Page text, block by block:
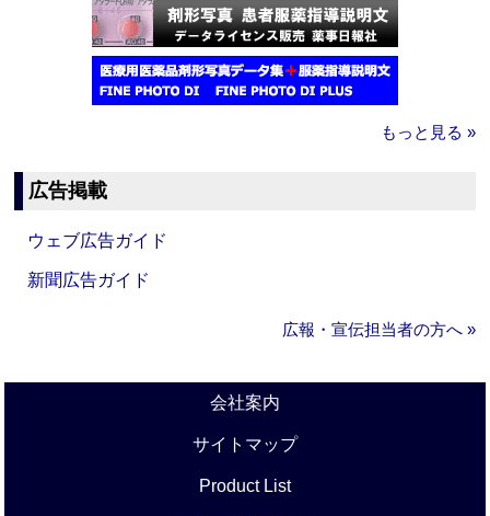
もっと見る »
広告掲載
ウェブ広告ガイド
新聞広告ガイド
広報・宣伝担当者の方へ »
会社案内
サイトマップ
Product List